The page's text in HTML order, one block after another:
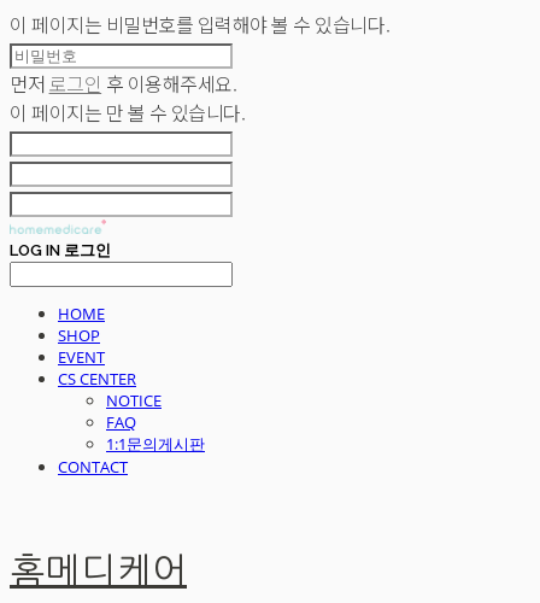
이 페이지는 비밀번호를 입력해야 볼 수 있습니다.
먼저 로그인 후 이용해주세요.
이 페이지는 만 볼 수 있습니다.
LOG IN 로그인
HOME
SHOP
EVENT
CS CENTER
NOTICE
FAQ
1:1문의게시판
CONTACT
홈메디케어